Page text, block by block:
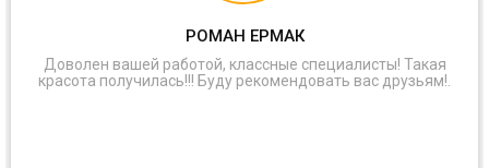
РОМАН ЕРМАК
Доволен вашей работой, классные специалисты! Такая
красота получилась!!! Буду рекомендовать вас друзьям!.